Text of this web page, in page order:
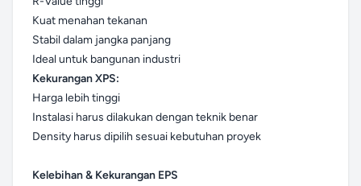
Kuat menahan tekanan
Stabil dalam jangka panjang
Ideal untuk bangunan industri
Kekurangan XPS:
Harga lebih tinggi
Instalasi harus dilakukan dengan teknik benar
Density harus dipilih sesuai kebutuhan proyek
Kelebihan & Kekurangan EPS